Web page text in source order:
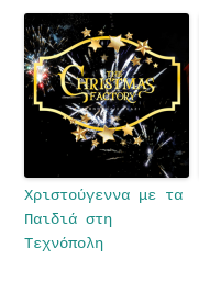
Χριστούγεννα με τα
Παιδιά στη
Τεχνόπολη